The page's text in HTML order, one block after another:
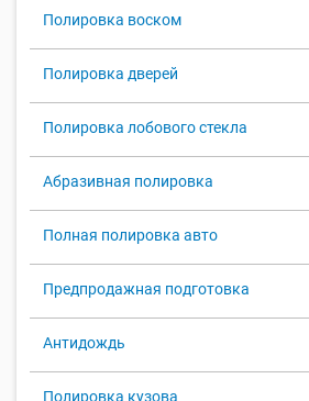
Полировка воском
Полировка дверей
Полировка лобового стекла
Абразивная полировка
Полная полировка авто
Предпродажная подготовка
Антидождь
Полировка кузова